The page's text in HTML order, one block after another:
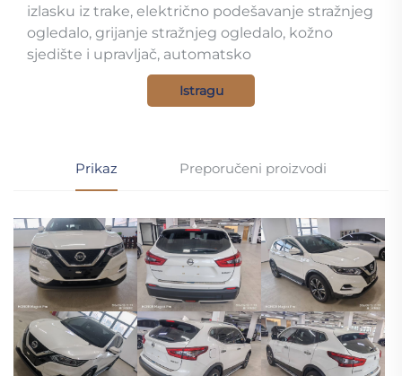
izlasku iz trake, električno podešavanje stražnjeg
ogledalo, grijanje stražnjeg ogledalo, kožno
sjedište i upravljač, automatsko
Istragu
Prikaz Preporučeni proizvodi